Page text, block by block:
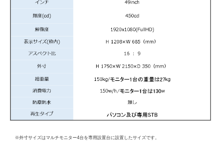
※外寸サイズはマルチモニター4台を専用設置台に設置したサイズです。